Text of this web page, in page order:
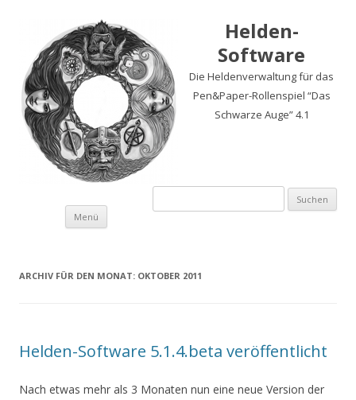
Helden-
Software
Die Heldenverwaltung für das
Pen&Paper-Rollenspiel “Das
Schwarze Auge” 4.1
Suchen
Menü Springe
Inhalt
ARCHIV FÜR DEN MONAT: OKTOBER 2011
Helden-Software 5.1.4.beta veröffentlicht
Nach etwas mehr als 3 Monaten nun eine neue Version der